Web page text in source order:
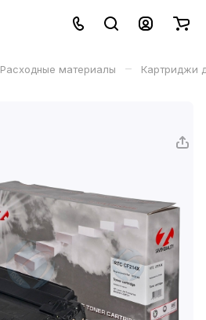
Расходные материалы – Картриджи